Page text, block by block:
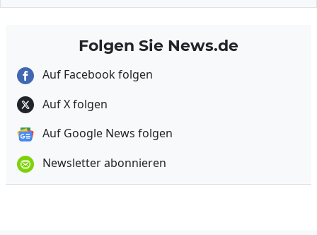
Folgen Sie News.de
Auf Facebook folgen
Auf X folgen
Auf Google News folgen
Newsletter abonnieren